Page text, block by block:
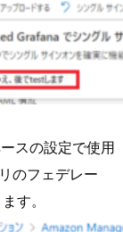
スの設定で使用
のフェデレー
す。